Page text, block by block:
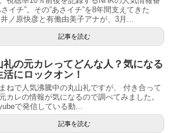
さイチ”。その”あさイチ”を8年間支えてきた
ノ原快彦と有働由美子アナが、3月...
記事を読む
礼の元カレってどんな人？気になる
活にロックオン！
ねで人気沸騰中の丸山礼ですが、 付き合って
カレの情報が気になるので調べてみました。
で発信している動...
記事を読む